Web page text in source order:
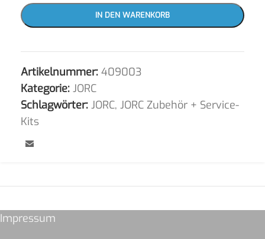
IN DEN WARENKORB
Artikelnummer: 409003
Kategorie: JORC
Schlagwörter: JORC, JORC Zubehör + Service-
Kits
Impressum